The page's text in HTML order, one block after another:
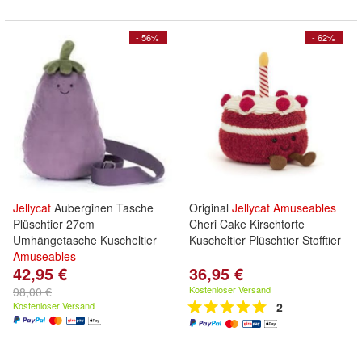
- 56%
Jellycat Auberginen Tasche
Plüschtier 27cm
Umhängetasche Kuscheltier
Amuseables
42,95 €
98,00 €
Kostenloser Versand
- 62%
Original Jellycat Amuseables
Cheri Cake Kirschtorte
Kuscheltier Plüschtier Stofftier
36,95 €
Kostenloser Versand
2